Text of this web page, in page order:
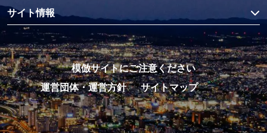
サイト情報
模倣サイトにご注意ください
運営団体・運営方針
サイトマップ